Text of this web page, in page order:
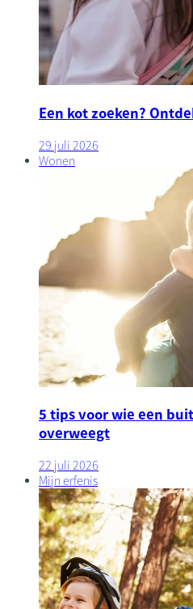
Een kot zoeken?
29 juli 2026
Wonen
5 tips voor wie een
overweegt
22 juli 2026
Mijn erfenis